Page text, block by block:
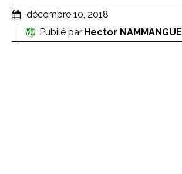
décembre 10, 2018
Pubilé par Hector NAMMANGUE